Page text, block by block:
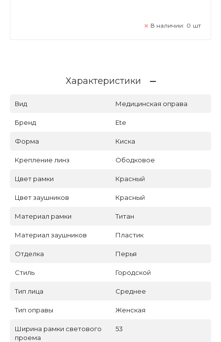
В наличии: 0 шт
Характеристики
Вид Медицинская оправа
Бренд Ete
Форма Киска
Крепление линз Ободковое
Цвет рамки Красный
Цвет заушников Красный
Материал рамки Титан
Материал заушников Пластик
Отделка Перья
Стиль Городской
Тип лица Среднее
Тип оправы Женская
Ширина рамки светового
проема
53